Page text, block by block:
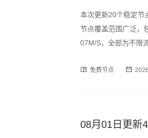
本次更新20个稳定节
节点覆盖范围广泛，
07M/S，全部为不限
为订阅格式，用户可
免费节点
08月01日更新